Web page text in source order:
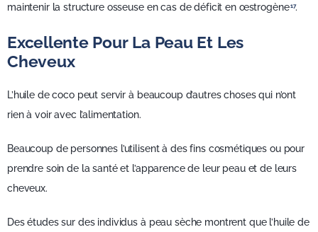
maintenir la structure osseuse en cas de déficit en œstrogène17.
Excellente Pour La Peau Et Les
Cheveux
L’huile de coco peut servir à beaucoup d’autres choses qui n’ont
rien à voir avec l’alimentation.
Beaucoup de personnes l’utilisent à des fins cosmétiques ou pour
prendre soin de la santé et l’apparence de leur peau et de leurs
cheveux.
Des études sur des individus à peau sèche montrent que l’huile de